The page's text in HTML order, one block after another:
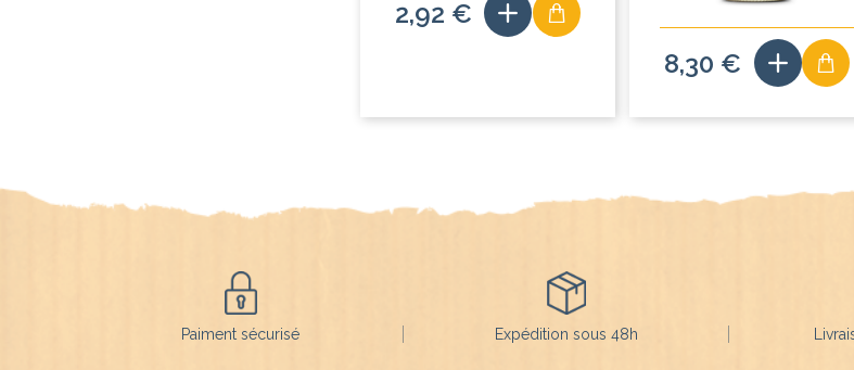
2,92 €
8,30 €
Paiment sécurisé Expédition sous 48h